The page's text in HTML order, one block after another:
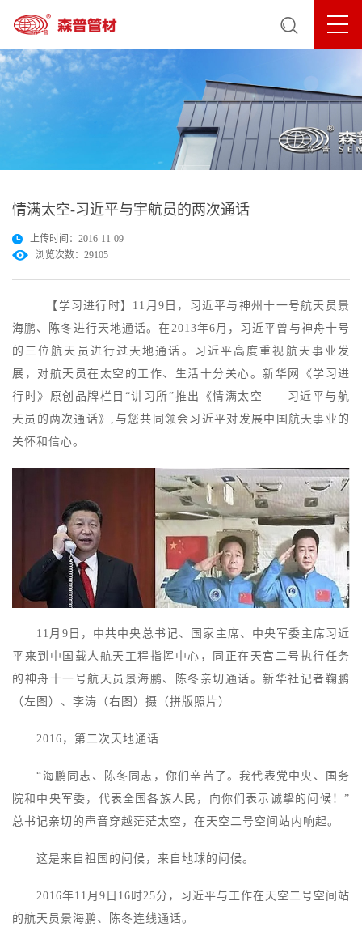
情满太空-习近平与宇航员的两次通话
上传时间：2016-11-09
浏览次数：29105
【学习进行时】11月9日，习近平与神州十一号航天员景
海鹏、陈冬进行天地通话。在2013年6月，习近平曾与神舟十号
的三位航天员进行过天地通话。习近平高度重视航天事业发
展，对航天员在太空的工作、生活十分关心。新华网《学习进
行时》原创品牌栏目“讲习所”推出《情满太空——习近平与航
天员的两次通话》,与您共同领会习近平对发展中国航天事业的
关怀和信心。
11月9日，中共中央总书记、国家主席、中央军委主席习近
平来到中国载人航天工程指挥中心，同正在天宫二号执行任务
的神舟十一号航天员景海鹏、陈冬亲切通话。新华社记者鞠鹏
（左图）、李涛（右图）摄（拼版照片）
2016，第二次天地通话
“海鹏同志、陈冬同志，你们辛苦了。我代表党中央、国务
院和中央军委，代表全国各族人民，向你们表示诚挚的问候！”
总书记亲切的声音穿越茫茫太空，在天空二号空间站内响起。
这是来自祖国的问候，来自地球的问候。
2016年11月9日16时25分，习近平与工作在天空二号空间站
的航天员景海鹏、陈冬连线通话。